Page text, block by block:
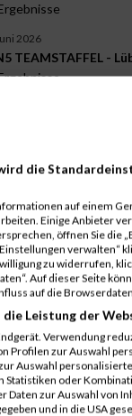
2026
TEAMSTAFFEL -
Köln
2026
Hamburg
anmelden!
die
auf einem
Einige Anbieter
öffnen Sie die
verwalten“
zu widerrufen,
Auf dieser Seite
auf die
Leistung der
Verwendung
Profilen zur Auswahl
Auswahl
oder
Daten zur Auswahl von
und in die USA